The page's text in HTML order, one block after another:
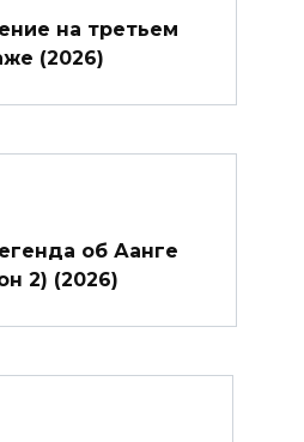
на третьем
(2026)
об Аанге
2) (2026)